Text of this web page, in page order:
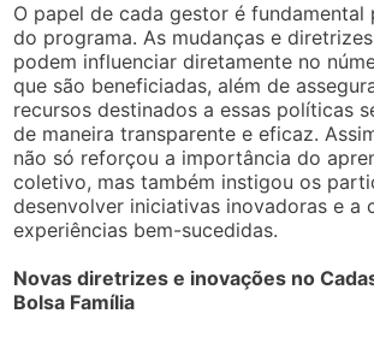
O papel de cada gestor é fundamental
do programa. As mudanças e
podem influenciar diretamente no
que são beneficiadas, além de
recursos destinados a essas políticas
de maneira transparente e eficaz.
não só reforçou a importância do
coletivo, mas também instigou os
desenvolver iniciativas inovadoras e a
experiências bem-sucedidas.
Novas diretrizes e inovações no
Bolsa Família